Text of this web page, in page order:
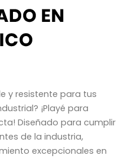
y resistente para tus
¡Playé para
Diseñado para cumplir
de la industria,
excepcionales en